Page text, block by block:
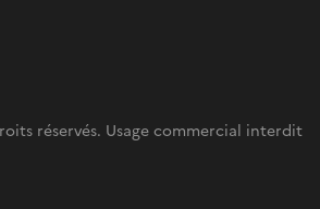
réservés. Usage commercial interdit